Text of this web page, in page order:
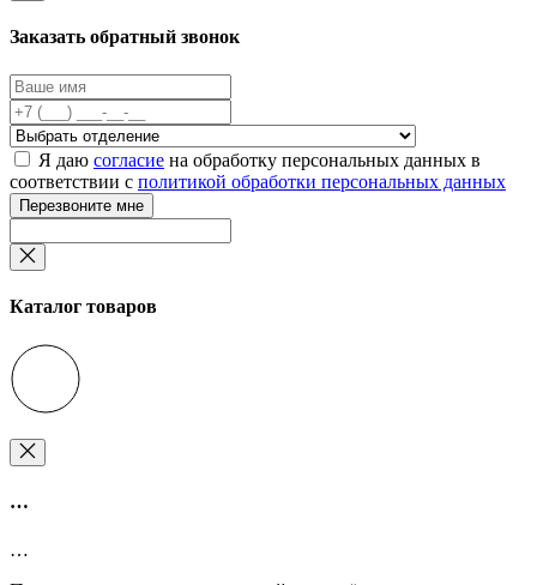
Заказать обратный звонок
Я даю согласие на обработку персональных данных в
соответствии с политикой обработки персональных данных
Перезвоните мне
Каталог товаров
…
…